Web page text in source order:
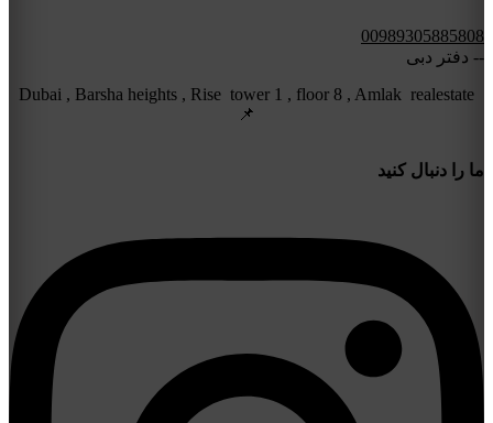
00989305885808
-- دفتر دبی
Dubai , Barsha heights , Rise tower 1 , floor 8 , Amlak realestate
📌
ما را دنبال کنید